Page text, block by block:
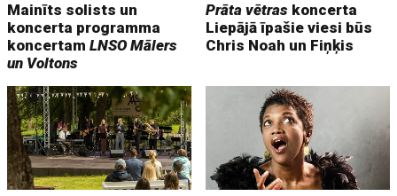
Mainīts solists un
koncerta programma
koncertamLNSO Mālers
un Voltons
Prāta vētras koncerta
Liepājā īpašie viesi būs
Chris Noah un Fiņķis